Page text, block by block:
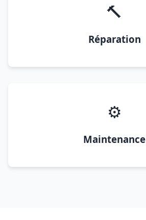
🔨
Réparation
⚙️
Maintenance